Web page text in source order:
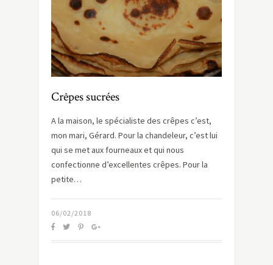
Crêpes sucrées
A la maison, le spécialiste des crêpes c’est,
mon mari, Gérard. Pour la chandeleur, c’est lui
qui se met aux fourneaux et qui nous
confectionne d’excellentes crêpes. Pour la
petite…
06/02/2018